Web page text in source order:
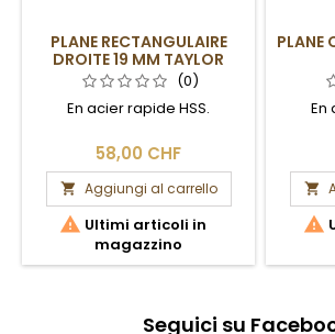
PLANE RECTANGULAIRE
DROITE 19 MM TAYLOR
(0)
En acier rapide HSS.
58,00 CHF
 Aggiungi al carrello
 Ultimi articoli in
magazzino
PLANE
En


Seguici su